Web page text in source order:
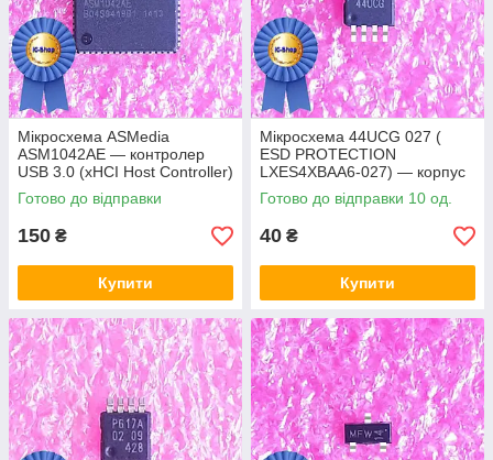
Мікросхема ASMedia
ASM1042AE — контролер
USB 3.0 (xHCI Host Controller)
Готово до відправки
150 ₴
Купити
Мікросхема 44UCG 027 (
ESD PROTECTION
LXES4XBAA6-027) — корпус
msop8
Готово до відправки 10 од.
40 ₴
Купити